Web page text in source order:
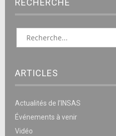
RECHERCHE
ARTICLES
Actualités de l’INSAS
Événements à venir
Vidéo